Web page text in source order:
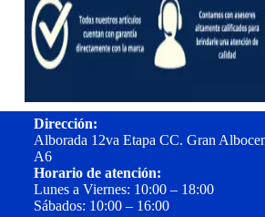
Dirección:
Alborada 12va Etapa CC. Gran
A6
Horario de atención:
Lunes a Viernes: 10:00 – 18:00
Sábados: 10:00 – 16:00